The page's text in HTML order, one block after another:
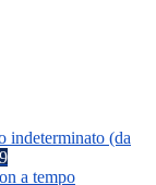
indeterminato (da
9
a tempo